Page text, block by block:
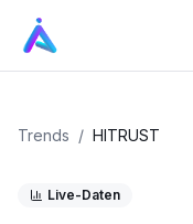
Trends / HITRUST
Live-Daten